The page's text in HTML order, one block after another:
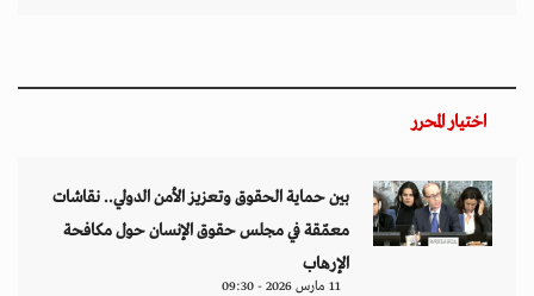
اختيار المحرر
بين حماية الحقوق وتعزيز الأمن الدولي.. نقاشات
معمّقة في مجلس حقوق الإنسان حول مكافحة
الإرهاب
11 مارس 2026 - 09:30